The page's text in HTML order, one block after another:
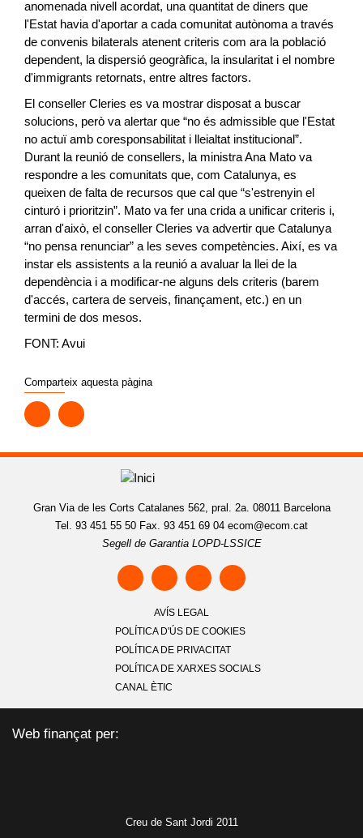
anomenada nivell acordat, una quantitat de diners que
l'Estat havia d'aportar a cada comunitat autònoma a través
de convenis bilaterals atenent criteris com ara la població
dependent, la dispersió geogràfica, la insularitat i el nombre
d'immigrants retornats, entre altres factors.
El conseller Cleries es va mostrar disposat a buscar
solucions, però va alertar que “no és admissible que l'Estat
no actuï amb coresponsabilitat i lleialtat institucional”.
Durant la reunió de consellers, la ministra Ana Mato va
respondre a les comunitats que, com Catalunya, es
queixen de falta de recursos que cal que “s'estrenyin el
cinturó i prioritzin”. Mato va fer una crida a unificar criteris i,
arran d'això, el conseller Cleries va advertir que Catalunya
“no pensa renunciar” a les seves competències. Així, es va
instar els assistents a la reunió a avaluar la llei de la
dependència i a modificar-ne alguns dels criteris (barem
d'accés, cartera de serveis, finançament, etc.) en un
termini de dos mesos.
FONT: Avui
Comparteix aquesta pàgina
Gran Via de les Corts Catalanes 562, pral. 2a. 08011 Barcelona
Tel. 93 451 55 50 Fax. 93 451 69 04 ecom@ecom.cat
Segell de Garantia LOPD-LSSICE
AVÍS LEGAL
POLÍTICA D'ÚS DE COOKIES
POLÍTICA DE PRIVACITAT
POLÍTICA DE XARXES SOCIALS
CANAL ÈTIC
Web finançat per:
Creu de Sant Jordi 2011